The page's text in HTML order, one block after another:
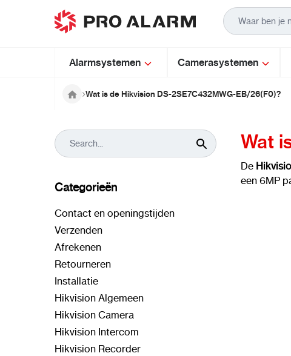
Ga naar de inhoud
Alarmsystemen Camerasystemen
Wat is de Hikvision DS-2SE7C432MWG-EB/26(F0)?
Wat
De
een 6MP
Categorieën
Contact en openingstijden
Verzenden
Afrekenen
Retourneren
Installatie
Hikvision Algemeen
Hikvision Camera
Hikvision Intercom
Hikvision Recorder